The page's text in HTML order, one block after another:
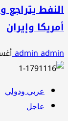
النفط
أمريكا وإيران
admin admin
عربي ودولي
عاجل